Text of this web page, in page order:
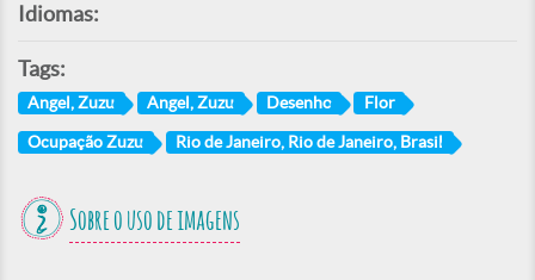
Idiomas:
Tags:
Angel, Zuzu Angel, Zuzu Desenho Flor
Ocupação Zuzu Rio de Janeiro, Rio de Janeiro, Brasil
Sobre o uso de imagens